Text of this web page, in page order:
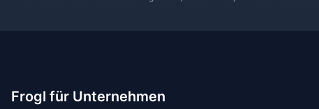
Frogl für Unternehmen